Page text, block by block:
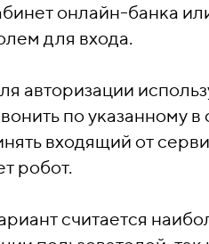
онлайн-банка
для входа.
авторизации
по указанному
входящий от
робот.
считается